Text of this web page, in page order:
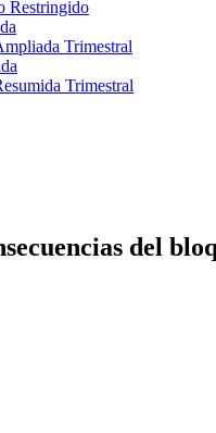
Restringido
Trimestral
Trimestral
del